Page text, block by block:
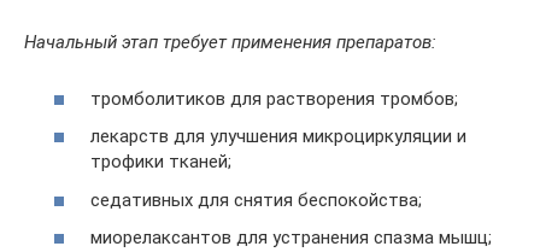
Начальный этап требует применения препаратов:
тромболитиков для растворения тромбов;
лекарств для улучшения микроциркуляции и
трофики тканей;
седативных для снятия беспокойства;
миорелаксантов для устранения спазма мышц;